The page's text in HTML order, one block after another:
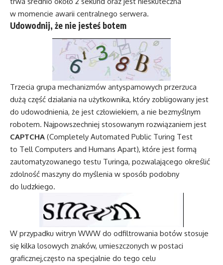
w momencie awarii centralnego serwera.
Udowodnij, że nie jesteś botem
Trzecia grupa mechanizmów antyspamowych przerzuca
dużą część działania na użytkownika, który zobligowany jest
do udowodnienia, że jest człowiekiem, a nie bezmyślnym
robotem. Najpowszechniej stosowanym rozwiązaniem jest
CAPTCHA (Completely Automated Public Turing Test
to Tell Computers and Humans Apart), które jest formą
zautomatyzowanego testu Turinga, pozwalającego określić
zdolność maszyny do myślenia w sposób podobny
do ludzkiego.
W przypadku witryn WWW do odfiltrowania botów stosuje
się kilka losowych znaków, umieszczonych w postaci
graficznej,często na specjalnie do tego celu